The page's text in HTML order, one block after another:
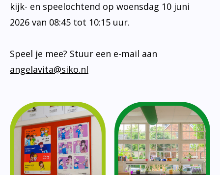
kijk- en speelochtend op woensdag 10 juni
2026 van 08:45 tot 10:15 uur.
Speel je mee? Stuur een e-mail aan
angelavita@siko.nl